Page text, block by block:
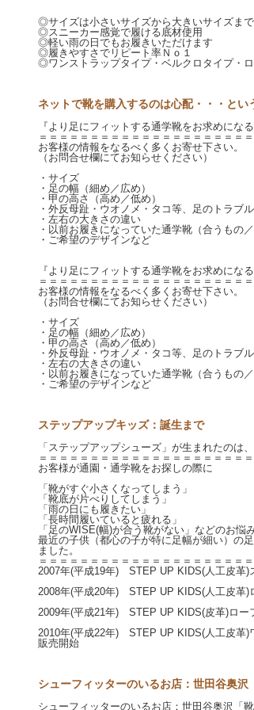
◎サイズは小さいサイズから大きいサイズまで
◎スニーカー感覚で履ける底材使用
◎軽い雨の日でもお履きいただけます
◎履きやすさでリピート率Ｎｏ１
◎ワンストラップタイプ・ベルクロタイプ・
ネットで靴を購入するのは心配・・・とい
『より足にフィットする通学靴をお求めになる
＝＝＝＝＝＝＝＝＝＝＝＝＝＝＝＝＝＝＝＝
お客様の情報をなるべく多くお寄せ下さい。
（お問合せ欄にてお知らせください）
・サイズ
・足の幅（細め／広め）
・甲の高さ（高め／低め）
・外反母趾・ウオノメ・タコ等、足のトラブル
・左右の大きさの違い
・以前お履きになっていた通学靴（合うもの／
・ご希望のデザインなど
『より足にフィットする通学靴をお求めになる
＝＝＝＝＝＝＝＝＝＝＝＝＝＝＝＝＝＝＝＝
お客様の情報をなるべく多くお寄せ下さい。
（お問合せ欄にてお知らせください）
・サイズ
・足の幅（細め／広め）
・甲の高さ（高め／低め）
・外反母趾・ウオノメ・タコ等、足のトラブル
・左右の大きさの違い
・以前お履きになっていた通学靴（合うもの／
・ご希望のデザインなど
ステップアップキッズ：誕生まで
「ステップアップシューズ」が生まれたのは
＝＝＝＝＝＝＝＝＝＝＝＝＝＝＝＝＝＝＝＝
お客様が通園・通学靴をお探しの際に
「靴がすぐ小さくなってしまう」
「靴底が片べりしてしまう」
「雨の日にも履きたい」
「長時間履いていると疲れる」
「足のWISE(幅)が合う靴がない」などのお悩
最近の子供（都心の子が特に足幅が細い）の
ました。
＝＝＝＝＝＝＝＝＝＝＝＝＝＝＝＝＝＝＝＝
2007年(平成19年) STEP UP KIDS(人工皮革)
2008年(平成20年) STEP UP KIDS(人工皮革)
2009年(平成21年) STEP UP KIDS(皮革)ロー
2010年(平成22年) STEP UP KIDS(人工皮革)
販売開始
シューフィッターのいるお店：世田谷奥沢
シューフィッターのいるお店：世田谷奥沢「